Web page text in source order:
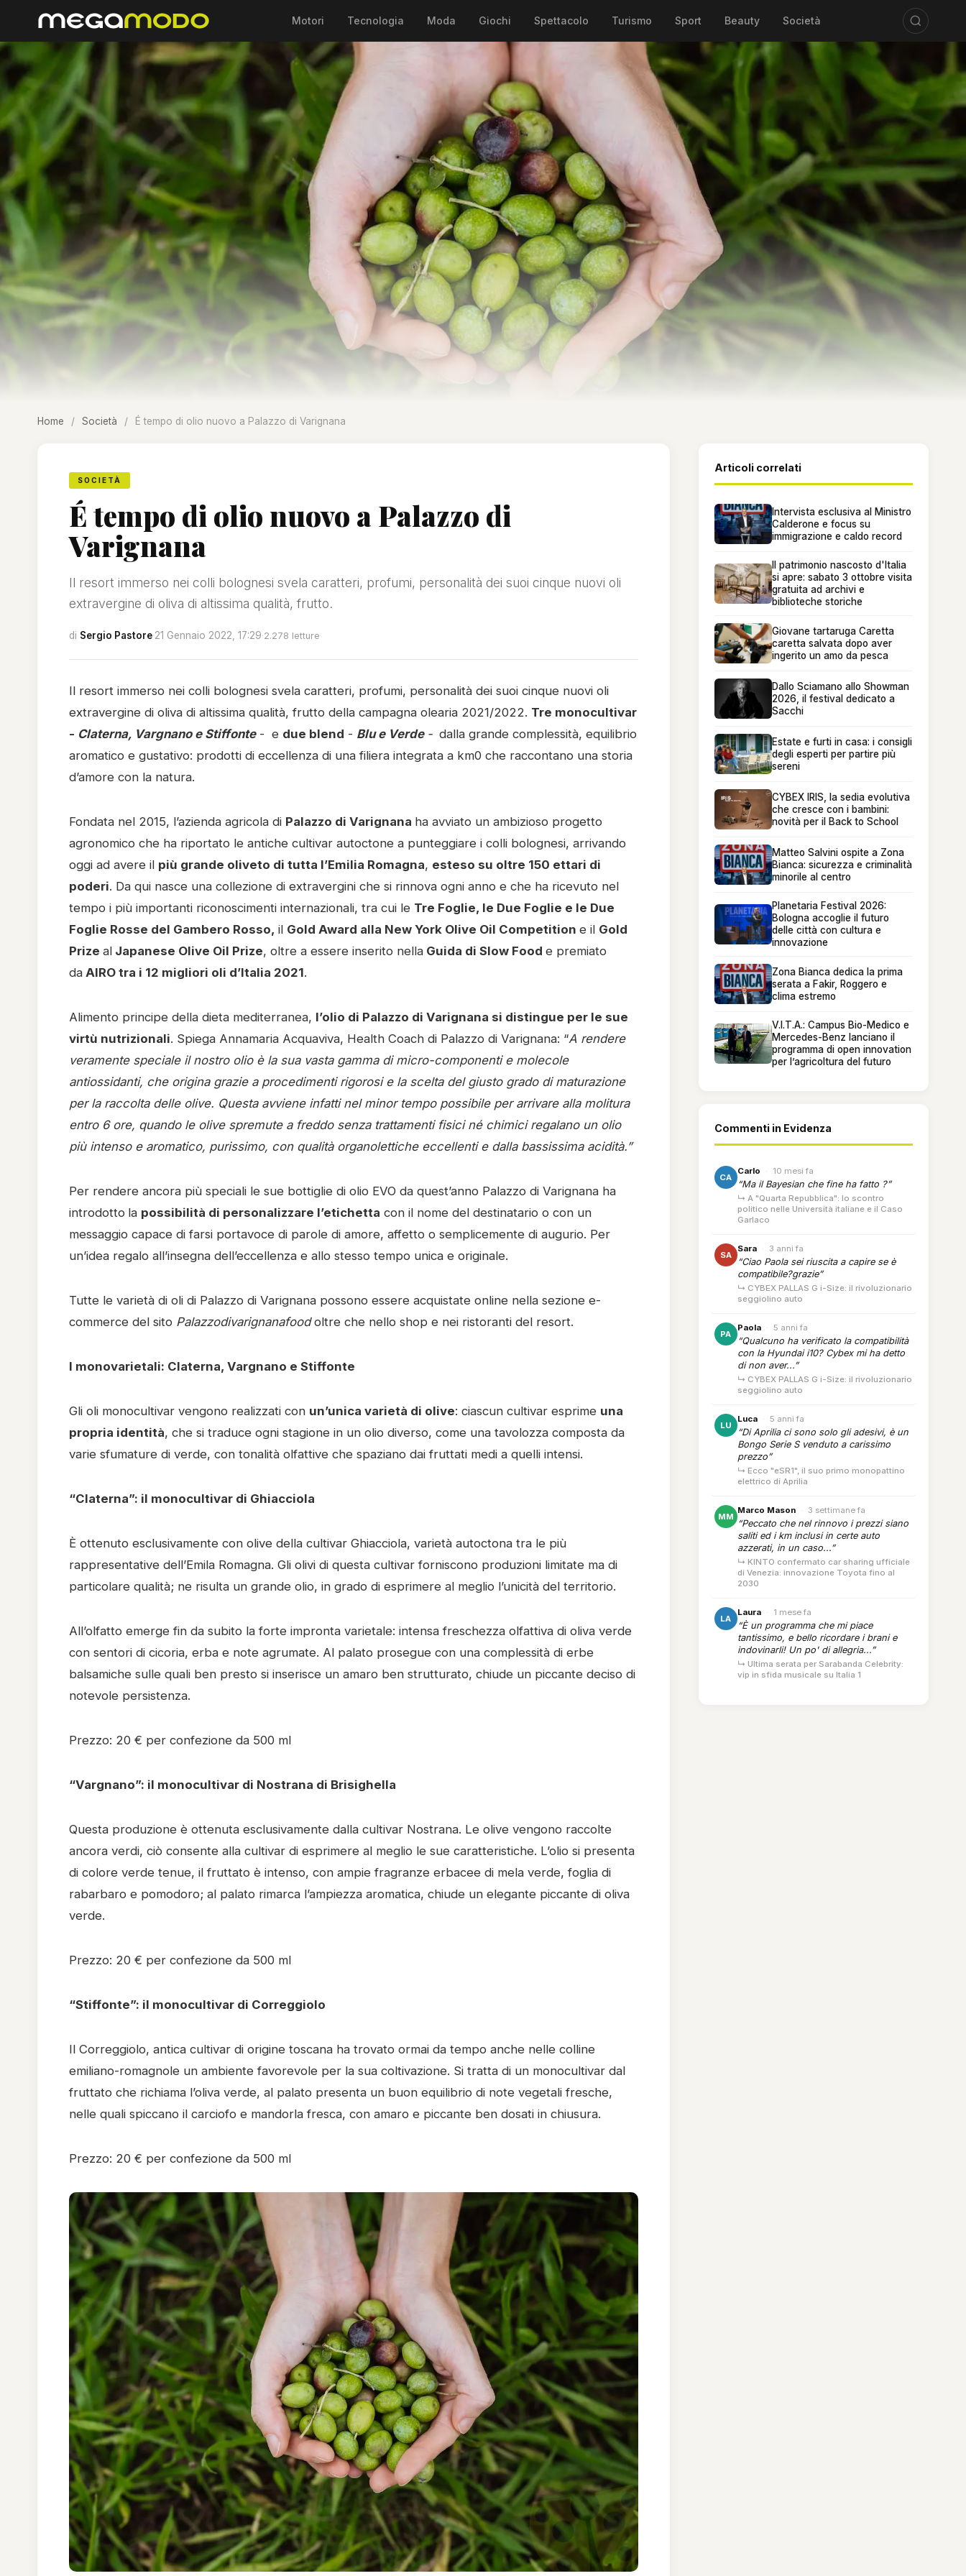
Motori Tecnologia Moda Giochi Spettacolo Turismo Sport Beauty Società
Home / Società / É tempo di olio nuovo a Palazzo di Varignana
SOCIETÀ
É tempo di olio nuovo a Palazzo di
Varignana
Il resort immerso nei colli bolognesi svela caratteri, profumi, personalità dei suoi cinque nuovi oli
extravergine di oliva di altissima qualità, frutto.
di Sergio Pastore·21 Gennaio 2022, 17:29·2.278 letture
Il resort immerso nei colli bolognesi svela caratteri, profumi, personalità dei suoi cinque nuovi oli
extravergine di oliva di altissima qualità, frutto della campagna olearia 2021/2022. Tre monocultivar
- Claterna, Vargnano e Stiffonte- e due blend - Blu e Verde - dalla grande complessità, equilibrio
aromatico e gustativo: prodotti di eccellenza di una filiera integrata a km0 che raccontano una storia
d’amore con la natura.
Fondata nel 2015, l’azienda agricola di Palazzo di Varignana ha avviato un ambizioso progetto
agronomico che ha riportato le antiche cultivar autoctone a punteggiare i colli bolognesi, arrivando
oggi ad avere il più grande oliveto di tutta l’Emilia Romagna, esteso su oltre 150 ettari di
poderi. Da qui nasce una collezione di extravergini che si rinnova ogni anno e che ha ricevuto nel
tempo i più importanti riconoscimenti internazionali, tra cui le Tre Foglie, le Due Foglie e le Due
Foglie Rosse del Gambero Rosso, il Gold Award alla New York Olive Oil Competition e il Gold
Prize al Japanese Olive Oil Prize, oltre a essere inserito nella Guida di Slow Food e premiato
da AIRO tra i 12 migliori oli d’Italia 2021.
Alimento principe della dieta mediterranea, l’olio di Palazzo di Varignana si distingue per le sue
virtù nutrizionali. Spiega Annamaria Acquaviva, Health Coach di Palazzo di Varignana: “A rendere
veramente speciale il nostro olio è la sua vasta gamma di micro-componenti e molecole
antiossidanti, che origina grazie a procedimenti rigorosi e la scelta del giusto grado di maturazione
per la raccolta delle olive. Questa avviene infatti nel minor tempo possibile per arrivare alla molitura
entro 6 ore, quando le olive spremute a freddo senza trattamenti fisici né chimici regalano un olio
più intenso e aromatico, purissimo, con qualità organolettiche eccellenti e dalla bassissima acidità.”
Per rendere ancora più speciali le sue bottiglie di olio EVO da quest’anno Palazzo di Varignana ha
introdotto la possibilità di personalizzare l’etichetta con il nome del destinatario o con un
messaggio capace di farsi portavoce di parole di amore, affetto o semplicemente di augurio. Per
un’idea regalo all’insegna dell’eccellenza e allo stesso tempo unica e originale.
Tutte le varietà di oli di Palazzo di Varignana possono essere acquistate online nella sezione e-
commerce del sito Palazzodivarignanafoodoltre che nello shop e nei ristoranti del resort.
I monovarietali: Claterna, Vargnano e Stiffonte
Gli oli monocultivar vengono realizzati con un’unica varietà di olive: ciascun cultivar esprime una
propria identità, che si traduce ogni stagione in un olio diverso, come una tavolozza composta da
varie sfumature di verde, con tonalità olfattive che spaziano dai fruttati medi a quelli intensi.
“Claterna”: il monocultivar di Ghiacciola
È ottenuto esclusivamente con olive della cultivar Ghiacciola, varietà autoctona tra le più
rappresentative dell’Emila Romagna. Gli olivi di questa cultivar forniscono produzioni limitate ma di
particolare qualità; ne risulta un grande olio, in grado di esprimere al meglio l’unicità del territorio.
All’olfatto emerge fin da subito la forte impronta varietale: intensa freschezza olfattiva di oliva verde
con sentori di cicoria, erba e note agrumate. Al palato prosegue con una complessità di erbe
balsamiche sulle quali ben presto si inserisce un amaro ben strutturato, chiude un piccante deciso di
notevole persistenza.
Prezzo: 20 € per confezione da 500 ml
“Vargnano”: il monocultivar di Nostrana di Brisighella
Questa produzione è ottenuta esclusivamente dalla cultivar Nostrana. Le olive vengono raccolte
ancora verdi, ciò consente alla cultivar di esprimere al meglio le sue caratteristiche. L’olio si presenta
di colore verde tenue, il fruttato è intenso, con ampie fragranze erbacee di mela verde, foglia di
rabarbaro e pomodoro; al palato rimarca l’ampiezza aromatica, chiude un elegante piccante di oliva
verde.
Prezzo: 20 € per confezione da 500 ml
“Stiffonte”: il monocultivar di Correggiolo
Il Correggiolo, antica cultivar di origine toscana ha trovato ormai da tempo anche nelle colline
emiliano-romagnole un ambiente favorevole per la sua coltivazione. Si tratta di un monocultivar dal
fruttato che richiama l’oliva verde, al palato presenta un buon equilibrio di note vegetali fresche,
nelle quali spiccano il carciofo e mandorla fresca, con amaro e piccante ben dosati in chiusura.
Prezzo: 20 € per confezione da 500 ml
Articoli correlati
Intervista esclusiva al Ministro
Calderone e focus su
immigrazione e caldo record
Il patrimonio nascosto d'Italia
si apre: sabato 3 ottobre visita
gratuita ad archivi e
biblioteche storiche
Giovane tartaruga Caretta
caretta salvata dopo aver
ingerito un amo da pesca
Dallo Sciamano allo Showman
2026, il festival dedicato a
Sacchi
Estate e furti in casa: i consigli
degli esperti per partire più
sereni
CYBEX IRIS, la sedia evolutiva
che cresce con i bambini:
novità per il Back to School
Matteo Salvini ospite a Zona
Bianca: sicurezza e criminalità
minorile al centro
Planetaria Festival 2026:
Bologna accoglie il futuro
delle città con cultura e
innovazione
Zona Bianca dedica la prima
serata a Fakir, Roggero e
clima estremo
V.I.T.A.: Campus Bio-Medico e
Mercedes-Benz lanciano il
programma di open innovation
per l’agricoltura del futuro
Commenti in Evidenza
CA
Carlo · 10 mesi fa
“Ma il Bayesian che fine ha fatto ?”
↳ A "Quarta Repubblica": lo scontro
politico nelle Università italiane e il Caso
Garlaco
SA
Sara · 3 anni fa
“Ciao Paola sei riuscita a capire se è
compatibile?grazie”
↳ CYBEX PALLAS G i-Size: il rivoluzionario
seggiolino auto
PA
Paola · 5 anni fa
“Qualcuno ha verificato la compatibilità
con la Hyundai i10? Cybex mi ha detto
di non aver...”
↳ CYBEX PALLAS G i-Size: il rivoluzionario
seggiolino auto
LU
Luca · 5 anni fa
“Di Aprilia ci sono solo gli adesivi, è un
Bongo Serie S venduto a carissimo
prezzo”
↳ Ecco "eSR1", il suo primo monopattino
elettrico di Aprilia
MM
Marco Mason · 3 settimane fa
“Peccato che nel rinnovo i prezzi siano
saliti ed i km inclusi in certe auto
azzerati, in un caso...”
↳ KINTO confermato car sharing ufficiale
di Venezia: innovazione Toyota fino al
2030
LA
Laura · 1 mese fa
“È un programma che mi piace
tantissimo, e bello ricordare i brani e
indovinarli! Un po' di allegria...”
↳ Ultima serata per Sarabanda Celebrity:
vip in sfida musicale su Italia 1